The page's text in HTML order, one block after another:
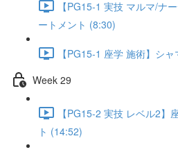
【PG15-1 実技 マルマ/ナ
ートメント (8:30)
【PG15-1 座学 施術】シ
Week 29
【PG15-2 実技 レベル2】
ト (14:52)